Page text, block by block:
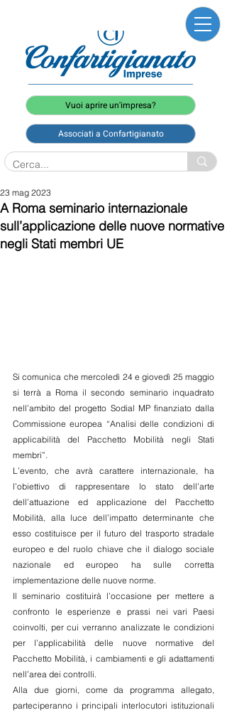
Vuoi aprire un'impresa?
Associati a Confartigianato
A Roma seminario internazionale
sull’applicazione delle nuove normative
negli Stati membri UE
23 mag 2023
Si comunica che mercoledì 24 e giovedì 25 maggio
si terrà a Roma il secondo seminario inquadrato
nell’ambito del progetto Sodial MP finanziato dalla
Commissione europea “Analisi delle condizioni di
applicabilità del Pacchetto Mobilità negli Stati
membri”.
L’evento, che avrà carattere internazionale, ha
l’obiettivo di rappresentare lo stato dell’arte
dell’attuazione ed applicazione del Pacchetto
Mobilità, alla luce dell’impatto determinante che
esso costituisce per il futuro del trasporto stradale
europeo e del ruolo chiave che il dialogo sociale
nazionale ed europeo ha sulle corretta
implementazione delle nuove norme.
Il seminario costituirà l’occasione per mettere a
confronto le esperienze e prassi nei vari Paesi
coinvolti, per cui verranno analizzate le condizioni
per l’applicabilità delle nuove normative del
Pacchetto Mobilità, i cambiamenti e gli adattamenti
nell’area dei controlli.
Alla due giorni, come da programma allegato,
parteciperanno i principali interlocutori istituzionali